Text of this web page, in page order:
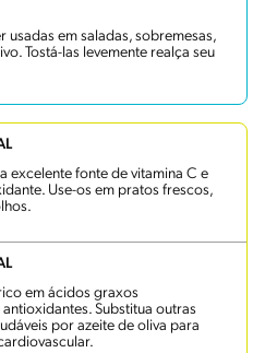
usadas em saladas, sobremesas,
Tostá-las levemente realça seu
excelente fonte de vitamina C e
Use-os em pratos frescos,
em ácidos graxos
Substitua outras
por azeite de oliva para